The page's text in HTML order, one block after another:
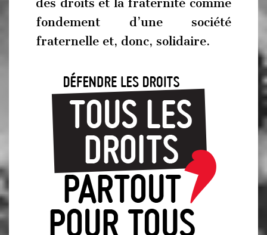
des droits et la fraternité comme
fondement d’une société
fraternelle et, donc, solidaire.